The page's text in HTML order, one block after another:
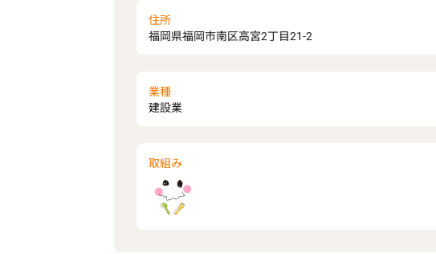
住所
福岡県福岡市南区高宮2丁目21-2
業種
建設業
取組み